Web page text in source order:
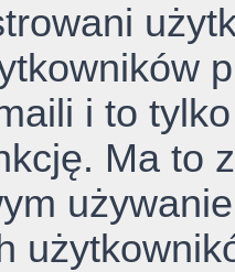
i to
Ma to